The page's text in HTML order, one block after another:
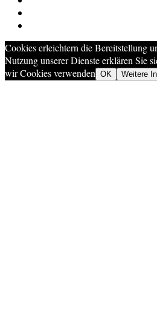
Cookies erleichtern die Bereitstellung
Nutzung unserer Dienste erklären Sie
wir Cookies verwenden OK Weitere